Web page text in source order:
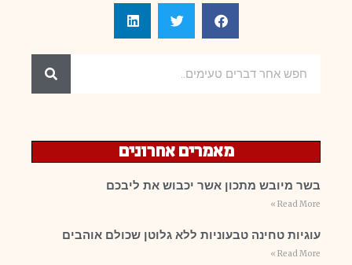
מאמרים אחרונים
בשר מיובש מתכון אשר יכבוש את ליבכם
Read More »
עוגיות טחינה טבעוניות ללא גלוטן שכולם אוהבים
Read More »